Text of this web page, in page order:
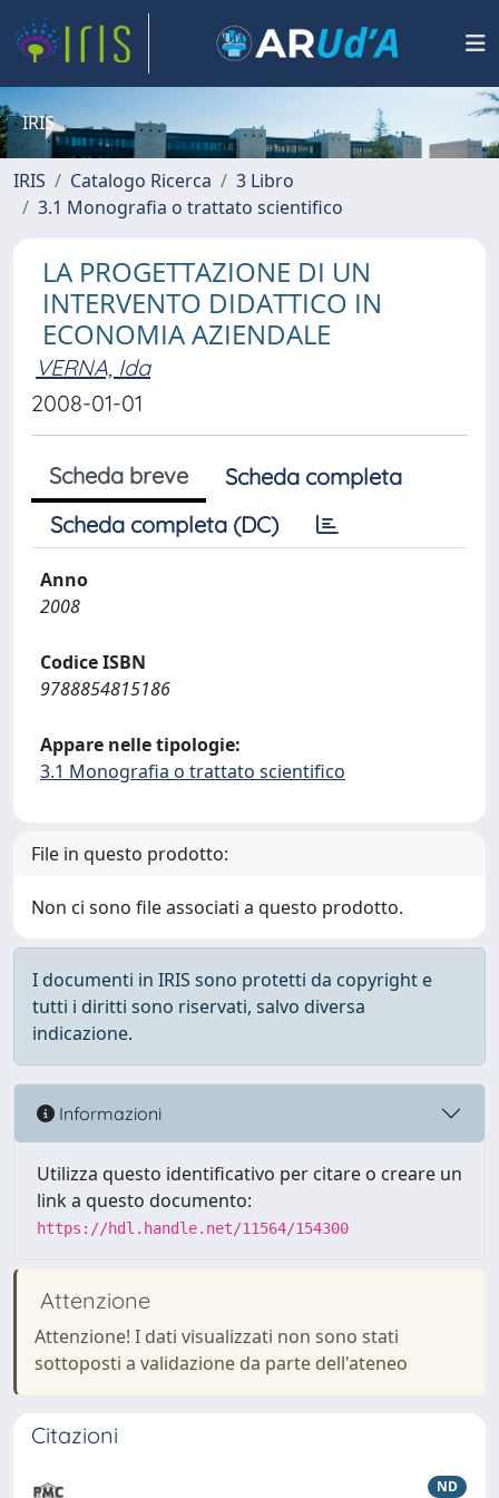
IRIS
IRIS Catalogo Ricerca
3 Libro
3.1 Monografia o trattato scientifico
LA PROGETTAZIONE DI UN
INTERVENTO DIDATTICO IN
ECONOMIA AZIENDALE
VERNA, Ida
2008-01-01
Scheda breve
Scheda completa
Scheda completa (DC)
Anno
2008
Codice ISBN
9788854815186
Appare nelle tipologie:
3.1 Monografia o trattato scientifico
File in questo prodotto:
Non ci sono file associati a questo prodotto.
I documenti in IRIS sono protetti da copyright e
tutti i diritti sono riservati, salvo diversa
indicazione.
Informazioni
Utilizza questo identificativo per citare o creare un
link a questo documento:
https://hdl.handle.net/11564/154300
Attenzione
Attenzione! I dati visualizzati non sono stati
sottoposti a validazione da parte dell'ateneo
Citazioni
ND